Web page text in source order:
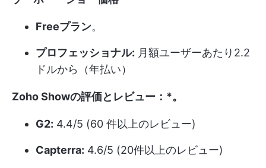
Freeプラン。
プロフェッショナル: 月額ユーザーあたり2.2
ドルから（年払い）
Zoho Showの評価とレビュー：*。
G2: 4.4/5 (60 件以上のレビュー)
Capterra: 4.6/5 (20件以上のレビュー)